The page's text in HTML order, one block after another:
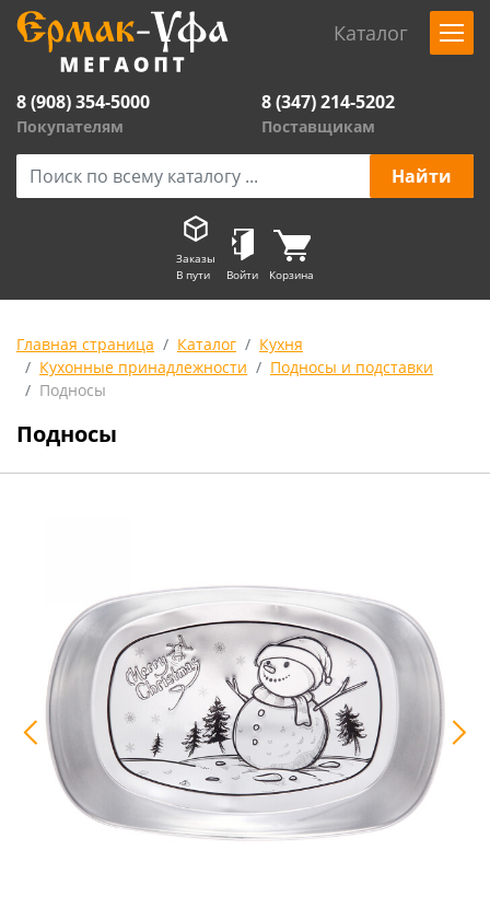
Каталог
8 (908) 354-5000
Покупателям
8 (347) 214-5202
Поставщикам
Заказы
В пути
Войти Корзина
Главная страница Каталог
Кухня
Кухонные принадлежности
Подносы и подставки
Подносы
Подносы